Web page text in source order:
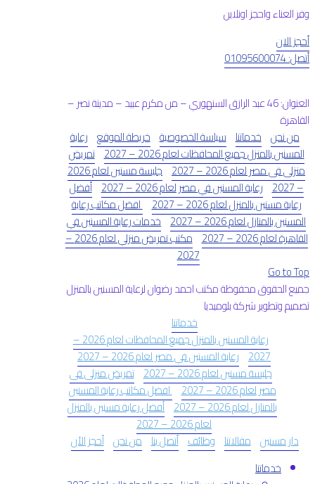
وفر العناء واحجز اونلاين
أحجز الان
أتصل: 01095600074
العنوان: 46 عبد الرازق السنهوري – من مكرم عبيد – مدينة نصر –
القاهرة
من نحن خدماتنا سياسة الخصوصية خريطة الموقع رعاية
المسنين بالمنزل جميع المحافظات لعام 2026 – 2027
تمريض
منزلى فى مصر لعام 2026 – 2027
جليسة مسنين لعام 2026
– 2027
رعاية المسنين في مصر لعام 2026 – 2027
أفضل
رعاية مسنين بالمنزل لعام 2026 – 2027
افضل مكاتب رعاية
المسنين بالمنازل لعام 2026 – 2027
خدمات رعاية المسنين في
القاهرة لعام 2026 – 2027
مكتب تمريض منزلي لعام 2026 –
2027
Go to Top
جميع الحقوق محفوظة مكتب احمد رضوان لرعاية المسنين بالمنزل
تصميم وتطوير شركة بلوميديا
خدماتنا
رعاية المسنين بالمنزل جميع المحافظات لعام 2026 –
2027 رعاية المسنين في مصر لعام 2026 – 2027
جليسة مسنين لعام 2026 – 2027
تمريض منزلى فى
مصر لعام 2026 – 2027
افضل مكاتب رعاية المسنين
بالمنازل لعام 2026 – 2027
أفضل رعاية مسنين بالمنزل
لعام 2026 – 2027
دار مسنين مقالاتنا وظائف أتصل بنا من نحن أحجز الأن
خدماتنا